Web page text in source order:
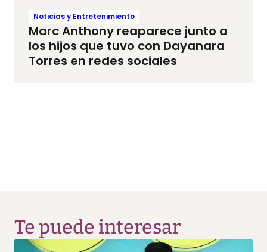
Noticias y Entretenimiento
Marc Anthony reaparece junto a
los hijos que tuvo con Dayanara
Torres en redes sociales
Te puede interesar